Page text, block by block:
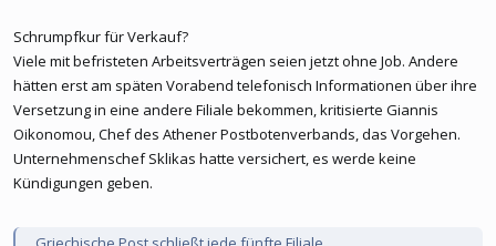
Schrumpfkur für Verkauf?
Viele mit befristeten Arbeitsverträgen seien jetzt ohne Job. Andere
hätten erst am späten Vorabend telefonisch Informationen über ihre
Versetzung in eine andere Filiale bekommen, kritisierte Giannis
Oikonomou, Chef des Athener Postbotenverbands, das Vorgehen.
Unternehmenschef Sklikas hatte versichert, es werde keine
Kündigungen geben.